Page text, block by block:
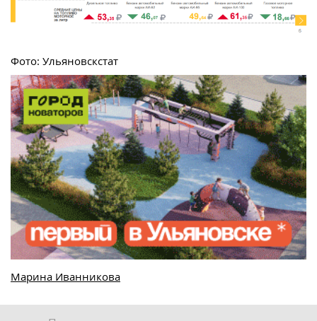
Фото: Ульяновскстат
Марина Иванникова